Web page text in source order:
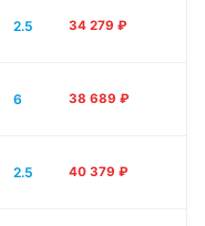
2.5 34 279 ₽
6 38 689 ₽
2.5 40 379 ₽